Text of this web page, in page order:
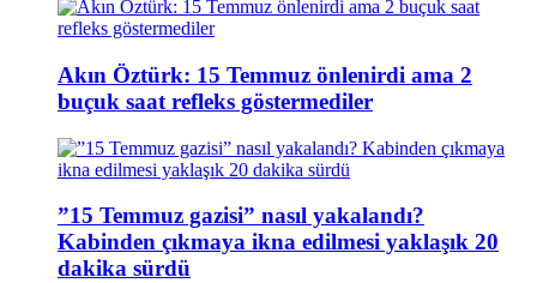
Akın Öztürk: 15 Temmuz önlenirdi ama 2
buçuk saat refleks göstermediler
”15 Temmuz gazisi” nasıl yakalandı?
Kabinden çıkmaya ikna edilmesi yaklaşık 20
dakika sürdü